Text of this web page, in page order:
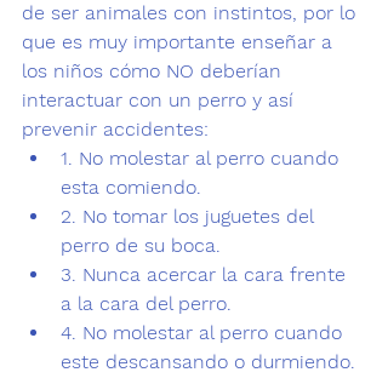
de ser animales con instintos, por lo
que es muy importante enseñar a
los niños cómo NO deberían
interactuar con un perro y así
prevenir accidentes:
1. No molestar al perro cuando
esta comiendo.
2. No tomar los juguetes del
perro de su boca.
3. Nunca acercar la cara frente
a la cara del perro.
4. No molestar al perro cuando
este descansando o durmiendo.